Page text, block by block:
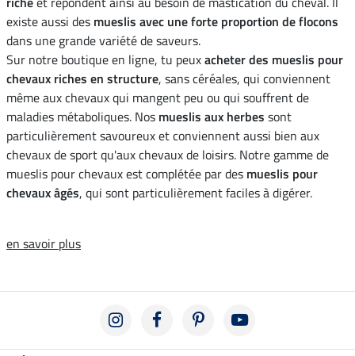
existe aussi des mueslis avec une forte proportion de flocons
dans une grande variété de saveurs.
Sur notre boutique en ligne, tu peuxacheter des mueslis pour
chevaux riches en structure, sans céréales, qui conviennent
même aux chevaux qui mangent peu ou qui souffrent de
maladies métaboliques. Nos mueslis aux herbes sont
particulièrement savoureux et conviennent aussi bien aux
chevaux de sport qu'aux chevaux de loisirs. Notre gamme de
mueslis pour chevaux est complétée par des mueslis pour
chevaux âgés, qui sont particulièrement faciles à digérer.
en savoir plus